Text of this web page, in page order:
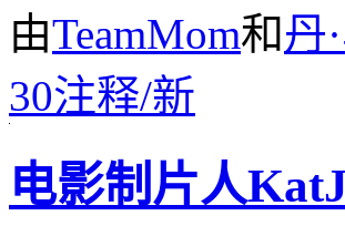
由TeamMom和丹
30注释/新
电影制片人